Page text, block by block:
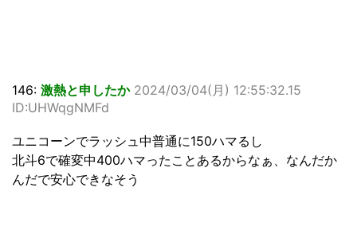
146: 激熱と申したか 2024/03/04(月) 12:55:32.15
ID:UHWqgNMFd
ユニコーンでラッシュ中普通に150ハマるし
北斗6で確変中400ハマったことあるからなぁ、なんだか
んだで安心できなそう